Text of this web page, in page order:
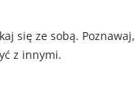
się ze sobą. Poznawaj,
z innymi.